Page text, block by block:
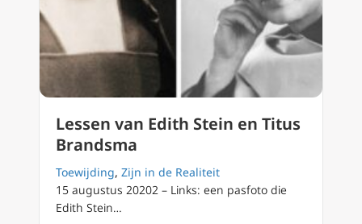
Lessen van Edith Stein en Titus
Brandsma
Toewijding, Zijn in de Realiteit
15 augustus 20202 – Links: een pasfoto die
Edith Stein…